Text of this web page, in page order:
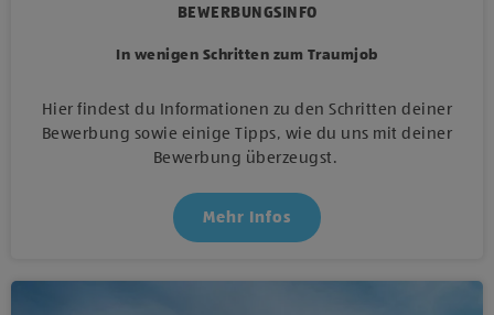
BEWERBUNGSINFO
In wenigen Schritten zum Traumjob
Hier findest du Informationen zu den Schritten deiner
Bewerbung sowie einige Tipps, wie du uns mit deiner
Bewerbung überzeugst.
Mehr Infos